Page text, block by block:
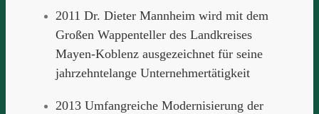
2011 Dr. Dieter Mannheim wird mit dem
Großen Wappenteller des Landkreises
Mayen-Koblenz ausgezeichnet für seine
jahrzehntelange Unternehmertätigkeit
2013 Umfangreiche Modernisierung der